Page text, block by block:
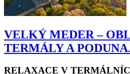
VELKÝ MEDER –
TERMÁLY A